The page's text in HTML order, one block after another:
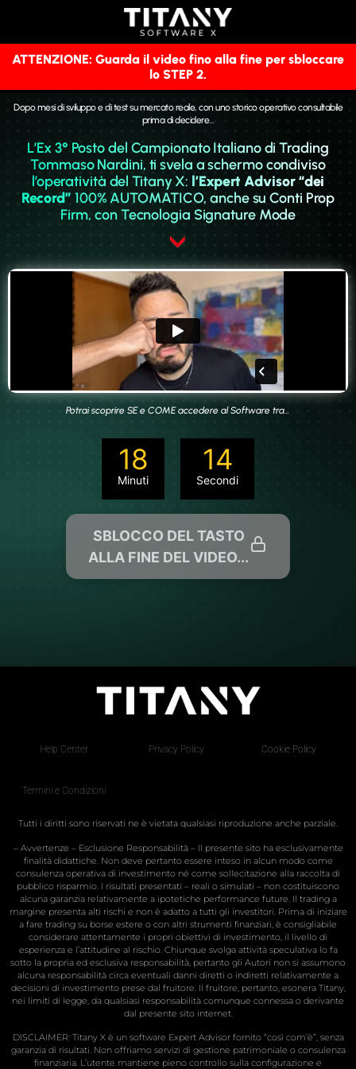
ATTENZIONE: Guarda il video fino alla fine per sbloccare
lo STEP 2.
Dopo mesi di sviluppo e di test su mercato reale, con uno storico operativo consultabile
prima di decidere…
L’Ex 3° Posto del Campionato Italiano di Trading
Tommaso Nardini, ti svela a schermo condiviso
l’operatività del Titany X: l’Expert Advisor “dei
Record” 100% AUTOMATICO, anche su Conti Prop
Firm, con Tecnologia Signature Mode
Potrai scoprire SE e COME accedere al Software tra…
18
Minuti
14
Secondi
SBLOCCO DEL TASTO
ALLA FINE DEL VIDEO...
Help Center Privacy Policy Cookie Policy
Termini e Condizioni
Tutti i diritti sono riservati ne è vietata qualsiasi riproduzione anche parziale.
– Avvertenze – Esclusione Responsabilità – Il presente sito ha esclusivamente
finalità didattiche. Non deve pertanto essere inteso in alcun modo come
consulenza operativa di investimento né come sollecitazione alla raccolta di
pubblico risparmio. I risultati presentati – reali o simulati – non costituiscono
alcuna garanzia relativamente a ipotetiche performance future. Il trading a
margine presenta alti rischi e non è adatto a tutti gli investitori. Prima di iniziare
a fare trading su borse estere o con altri strumenti finanziari, è consigliabile
considerare attentamente i propri obiettivi di investimento, il livello di
esperienza e l’attitudine al rischio. Chiunque svolga attività speculativa lo fa
sotto la propria ed esclusiva responsabilità, pertanto gli Autori non si assumono
alcuna responsabilità circa eventuali danni diretti o indiretti relativamente a
decisioni di investimento prese dal fruitore. Il fruitore, pertanto, esonera Titany,
nei limiti di legge, da qualsiasi responsabilità comunque connessa o derivante
dal presente sito internet.
DISCLAIMER: Titany X è un software Expert Advisor fornito “così com’è”, senza
garanzia di risultati. Non offriamo servizi di gestione patrimoniale o consulenza
finanziaria. L’utente mantiene pieno controllo sulla configurazione e